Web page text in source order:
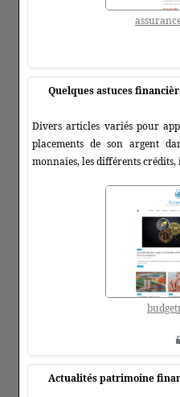
Quelques astuces
Divers articles variés pour
placements de son argent
monnaies, les différents
Actualités patrimoine